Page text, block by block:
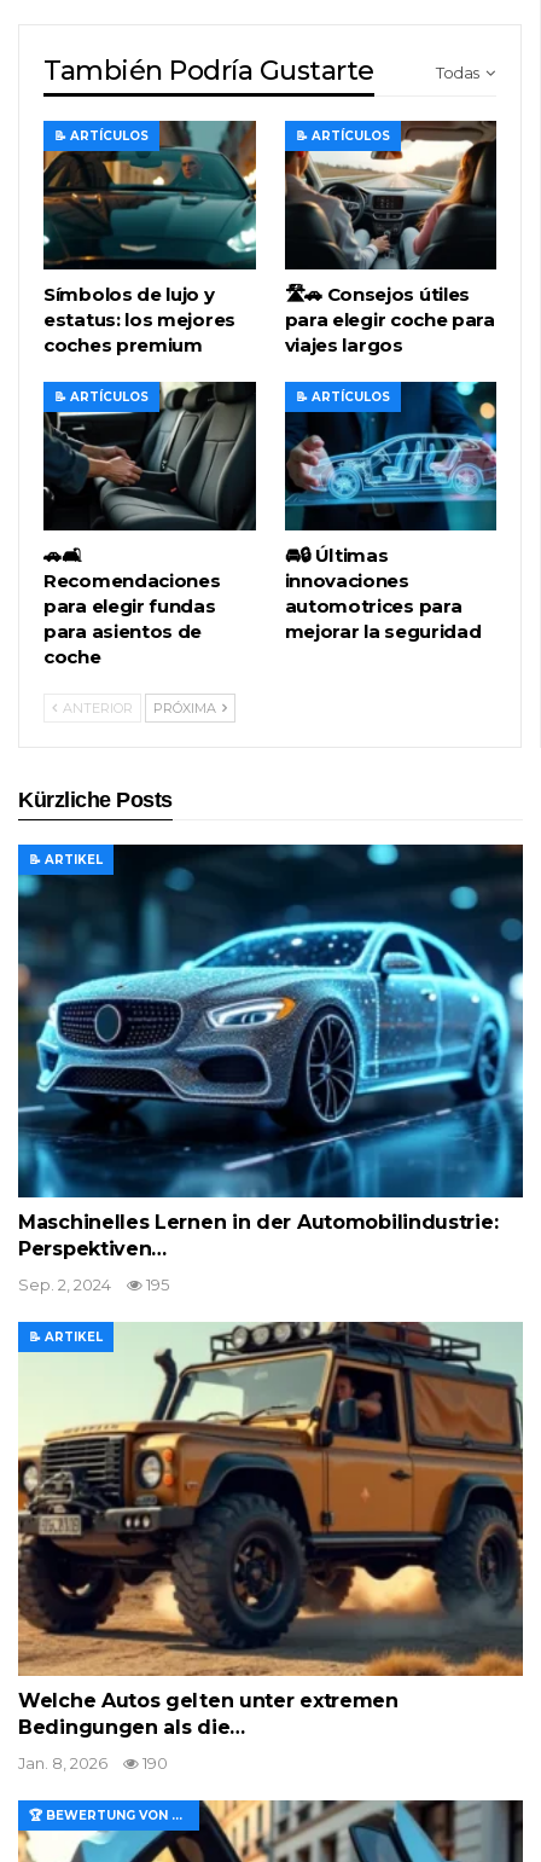
Todas
También Podría Gustarte
📝 ARTÍCULOS
Símbolos de lujo y
estatus: los mejores
coches premium
📝 ARTÍCULOS
🛣️🚗 Consejos útiles
para elegir coche para
viajes largos
📝 ARTÍCULOS
🚗🛋️
Recomendaciones
para elegir fundas
para asientos de
coche
📝 ARTÍCULOS
🚘🔒 Últimas
innovaciones
automotrices para
mejorar la seguridad
ANTERIOR PRÓXIMA
Kürzliche Posts
📝 ARTIKEL
Maschinelles Lernen in der Automobilindustrie:
Perspektiven…
Sep. 2, 2024 195
📝 ARTIKEL
Welche Autos gelten unter extremen
Bedingungen als die…
Jan. 8, 2026 190
🏆 BEWERTUNG VON MERKMALEN UND WERT